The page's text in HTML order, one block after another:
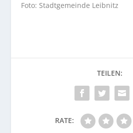
Foto: Stadtgemeinde Leibnitz
RATE: